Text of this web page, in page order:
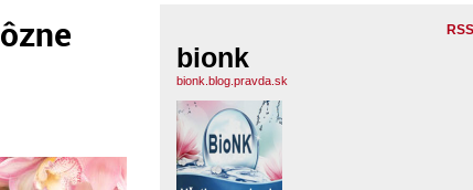
RSS
bionk
bionk.blog.pravda.sk